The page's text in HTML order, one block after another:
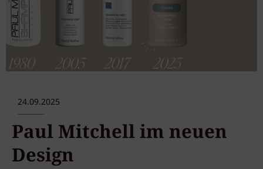
24.09.2025
Paul Mitchell im neuen
Design